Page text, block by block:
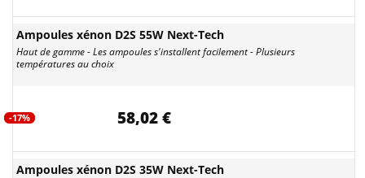
Ampoules xénon D2S 55W Next-Tech
Haut de gamme - Les ampoules s'installent facilement - Plusieurs
températures au choix
-17% 58,02 €
Ampoules xénon D2S 35W Next-Tech